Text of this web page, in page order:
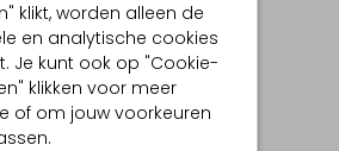
klikt, worden alleen de
en analytische cookies
Je kunt ook op "Cookie-
klikken voor meer
of om jouw voorkeuren
- 17:00 uur